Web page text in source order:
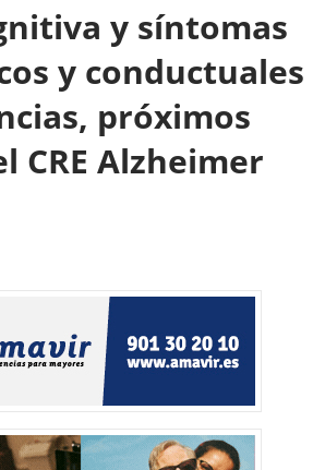
y síntomas
y conductuales
próximos
CRE Alzheimer